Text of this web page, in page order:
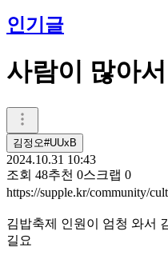
인기글
사람이 많아
김정오#UUxB
2024.10.31 10:43
조회 48추천 0스크랩 0
https://supple.kr/community/
김밥축제 인원이 엄청 와서
길요